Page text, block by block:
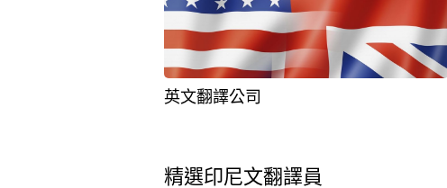
英文翻譯公司
精選印尼文翻譯員